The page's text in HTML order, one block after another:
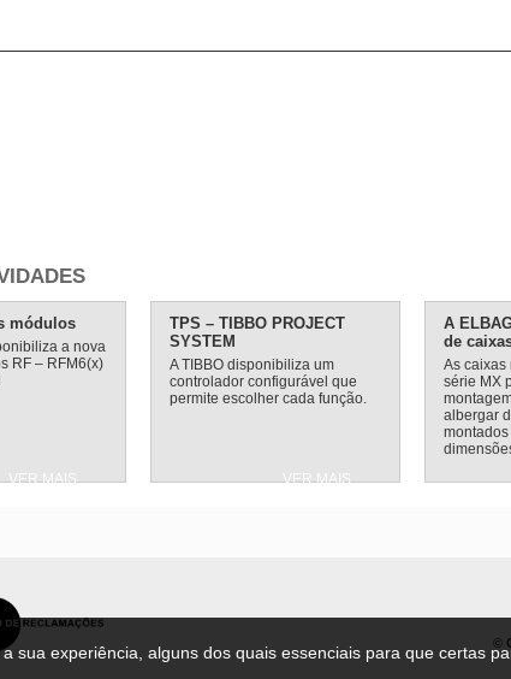
módulos
a nova
RF – RFM6(x)
VER MAIS
TPS – TIBBO PROJECT
SYSTEM
A TIBBO disponibiliza um
controlador configurável que
permite escolher cada função.
VER MAIS
A
de
As caixas
série MX
albergar
©
sua experiência, alguns dos quais essenciais para que certas